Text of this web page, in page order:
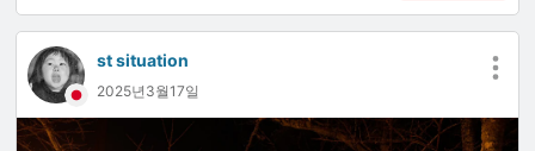
st situation
2025년3월17일